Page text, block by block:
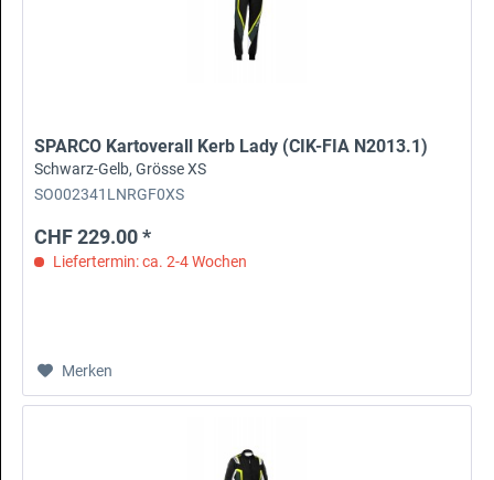
SPARCO Kartoverall Kerb Lady (CIK-FIA N2013.1)
Schwarz-Gelb, Grösse XS
SO002341LNRGF0XS
CHF 229.00 *
Liefertermin: ca. 2-4 Wochen
Merken